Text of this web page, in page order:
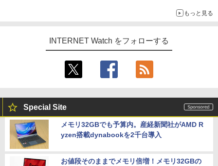
もっと見る
INTERNET Watch をフォローする
Special Site
メモリ32GBでも予算内。産経新聞社がAMD R
yzen搭載dynabookを2千台導入
お値段そのままでメモリ倍増！メモリ32GBの